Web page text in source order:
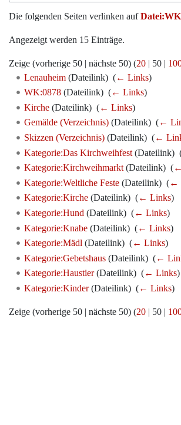
Die folgenden Seiten verlinken auf
Angezeigt werden 15 Einträge.
Zeige (vorherige 50 | nächste 50) (20 | 50 |
Lenauheim(Dateilink) ‎ (← Links)
WK:0878(Dateilink) ‎ (← Links)
Kirche(Dateilink) ‎ (← Links)
Gemälde (Verzeichnis)(Dateilink) ‎ (←
Skizzen (Verzeichnis)(Dateilink) ‎ (←
Kategorie:Das Kirchweihfest(Dateilink) ‎
Kategorie:Kirchweihmarkt(Dateilink) ‎ (←
Kategorie:Weltliche Feste(Dateilink) ‎ (←
Kategorie:Kirche(Dateilink) ‎ (← Links)
Kategorie:Hund (Dateilink) ‎ (← Links)
Kategorie:Knabe(Dateilink) ‎ (← Links)
Kategorie:Mädl (Dateilink) ‎ (← Links)
Kategorie:Gebetshaus(Dateilink) ‎ (←
Kategorie:Haustier(Dateilink) ‎ (← Links)
Kategorie:Kinder(Dateilink) ‎ (← Links)
Zeige (vorherige 50 | nächste 50) (20 | 50 |